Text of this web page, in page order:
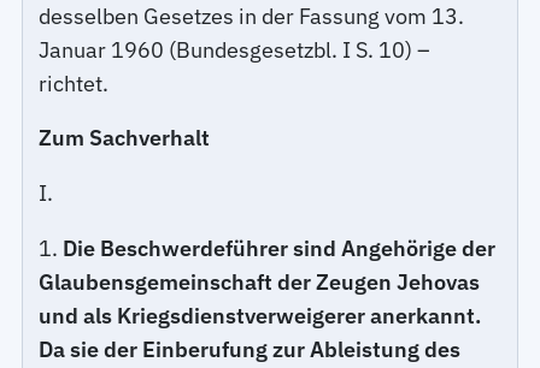
desselben Gesetzes in der Fassung vom 13.
Januar 1960 (Bundesgesetzbl. I S. 10) –
richtet.
Zum Sachverhalt
I.
1. Die Beschwerdeführer sind Angehörige der
Glaubensgemeinschaft der Zeugen Jehovas
und als Kriegsdienstverweigerer anerkannt.
Da sie der Einberufung zur Ableistung des